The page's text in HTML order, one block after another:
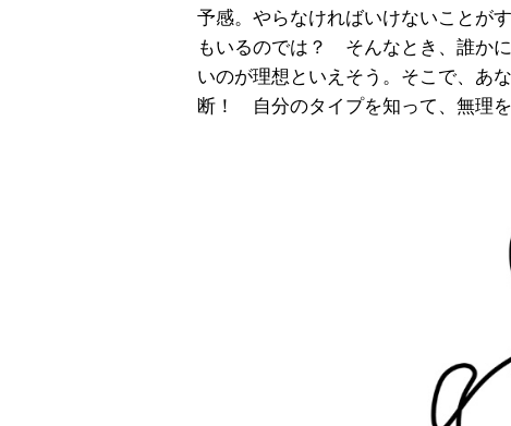
予感。やらなければいけないことが
もいるのでは？ そんなとき、誰か
いのが理想といえそう。そこで、あ
断！ 自分のタイプを知って、無理を